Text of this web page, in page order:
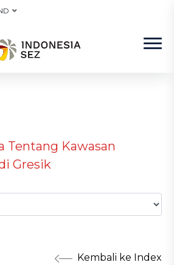
Tentang Kawasan
Gresik
Kembali ke Index